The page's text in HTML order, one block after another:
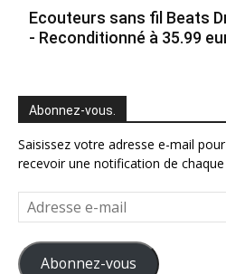
Ecouteurs sans fil Beats
- Reconditionné à 35.99
Abonnez-vous.
Saisissez votre adresse e-mail
recevoir une notification de
Adresse
e-
mail
Abonnez-vous